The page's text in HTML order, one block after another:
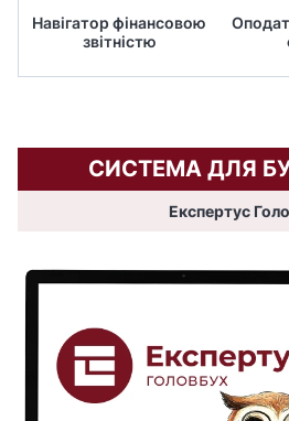
Навігатор фінансовою
звітністю
СИСТЕМА ДЛЯ
Експертус